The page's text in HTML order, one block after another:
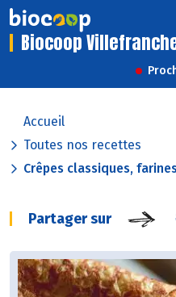
Biocoop
Accueil
Toutes nos recettes
Crêpes classiques,
Partager sur